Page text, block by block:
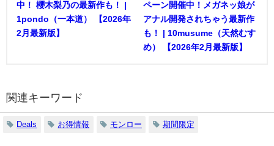
中！ 櫻木梨乃の最新作も！ |
1pondo（一本道） 【2026年
2月最新版】
ペーン開催中！メガネッ娘が
アナル開発されちゃう最新作
も！ | 10musume（天然むす
め） 【2026年2月最新版】
関連キーワード
Deals お得情報 モンロー 期間限定